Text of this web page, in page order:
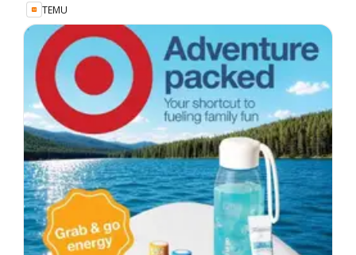
TEMU